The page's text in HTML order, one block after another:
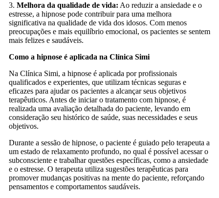
3. Melhora da qualidade de vida: Ao reduzir a ansiedade e o
estresse, a hipnose pode contribuir para uma melhora
significativa na qualidade de vida dos idosos. Com menos
preocupações e mais equilíbrio emocional, os pacientes se sentem
mais felizes e saudáveis.
Como a hipnose é aplicada na Clínica Simi
Na Clínica Simi, a hipnose é aplicada por profissionais
qualificados e experientes, que utilizam técnicas seguras e
eficazes para ajudar os pacientes a alcançar seus objetivos
terapêuticos. Antes de iniciar o tratamento com hipnose, é
realizada uma avaliação detalhada do paciente, levando em
consideração seu histórico de saúde, suas necessidades e seus
objetivos.
Durante a sessão de hipnose, o paciente é guiado pelo terapeuta a
um estado de relaxamento profundo, no qual é possível acessar o
subconsciente e trabalhar questões específicas, como a ansiedade
e o estresse. O terapeuta utiliza sugestões terapêuticas para
promover mudanças positivas na mente do paciente, reforçando
pensamentos e comportamentos saudáveis.